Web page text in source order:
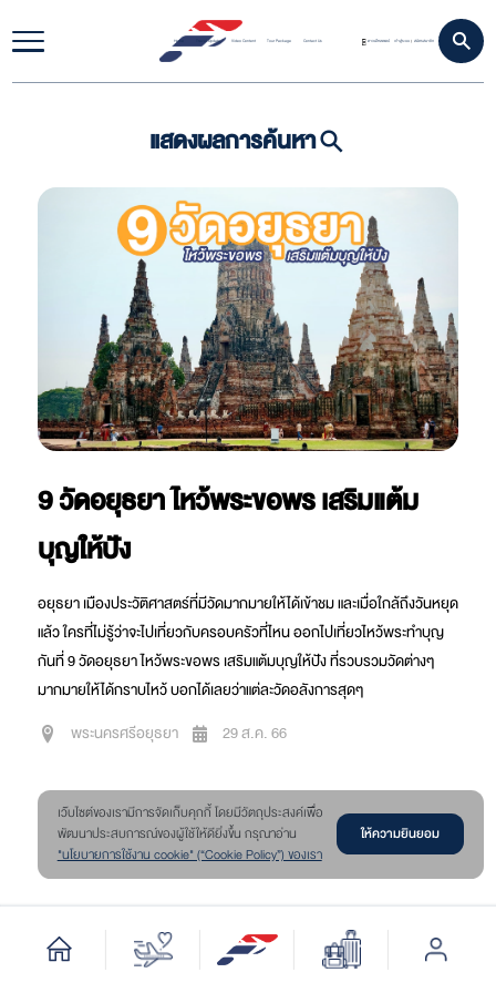
Home Travel Update Video Content Tour Package Contact Us ดาวน์โหลดแอป เข้าสู่ระบบ | สมัครสมาชิก
แสดงผลการค้นหา
9 วัดอยุธยา ไหว้พระขอพร เสริมแต้ม
บุญให้ปัง
อยุธยา เมืองประวัติศาสตร์ที่มีวัดมากมายให้ได้เข้าชม และเมื่อใกล้ถึงวันหยุด
แล้ว ใครที่ไม่รู้ว่าจะไปเที่ยวกับครอบครัวที่ไหน ออกไปเที่ยวไหว้พระทำบุญ
กันที่ 9 วัดอยุธยา ไหว้พระขอพร เสริมแต้มบุญให้ปัง ที่รวบรวมวัดต่างๆ
มากมายให้ได้กราบไหว้ บอกได้เลยว่าแต่ละวัดอลังการสุดๆ
พระนครศรีอยุธยา
29 ส.ค. 66
เว๊บไซต์ของเรามีการจัดเก็บคุกกี้ โดยมีวัตถุประสงค์เพื่อ
พัฒนาประสบการณ์ของผู้ใช้ให้ดียิ่งขึ้น กรุณาอ่าน
"นโยบายการใช้งาน cookie" (“Cookie Policy”) ของเรา
ให้ความยินยอม